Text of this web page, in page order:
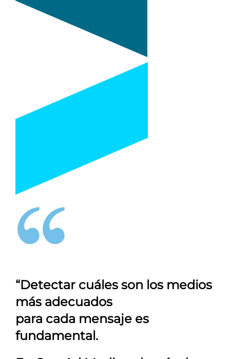
“Detectar cuáles son los medios
más adecuados
para cada mensaje es
fundamental.